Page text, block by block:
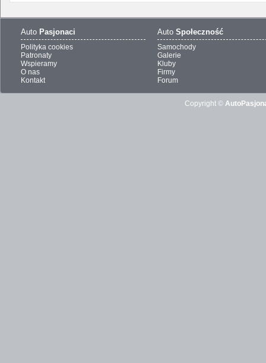
Auto Pasjonaci
Polityka cookies
Patronaty
Wspieramy
O nas
Kontakt
Auto Społeczność
Samochody
Galerie
Kluby
Firmy
Forum
Copyright ©